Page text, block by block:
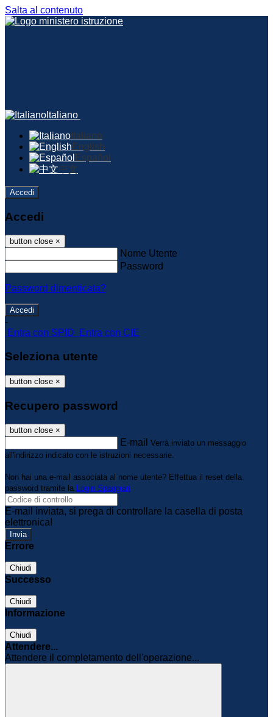
Salta al contenuto
Italiano
Italiano
English
Español
中文
Accedi
Accedi
button close ×
Nome Utente
Password
Password dimenticata?
-
Entra con SPID
Entra con CIE
Seleziona utente
button close ×
Recupero password
button close ×
E-mail Verrà inviato un messaggio
all'indirizzo indicato con le istruzioni necessarie.
Non hai una e-mail associata al nome utente? Effettua il reset della
password tramite la Login Spaggiari
E-mail inviata, si prega di controllare la casella di posta
elettronica!
Errore
Chiudi
Successo
Chiudi
Informazione
Chiudi
Attendere...
Attendere il completamento dell'operazione...